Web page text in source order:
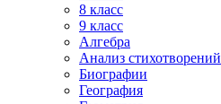
8 класс
9 класс
Алгебра
Анализ стихотворений
Биографии
География